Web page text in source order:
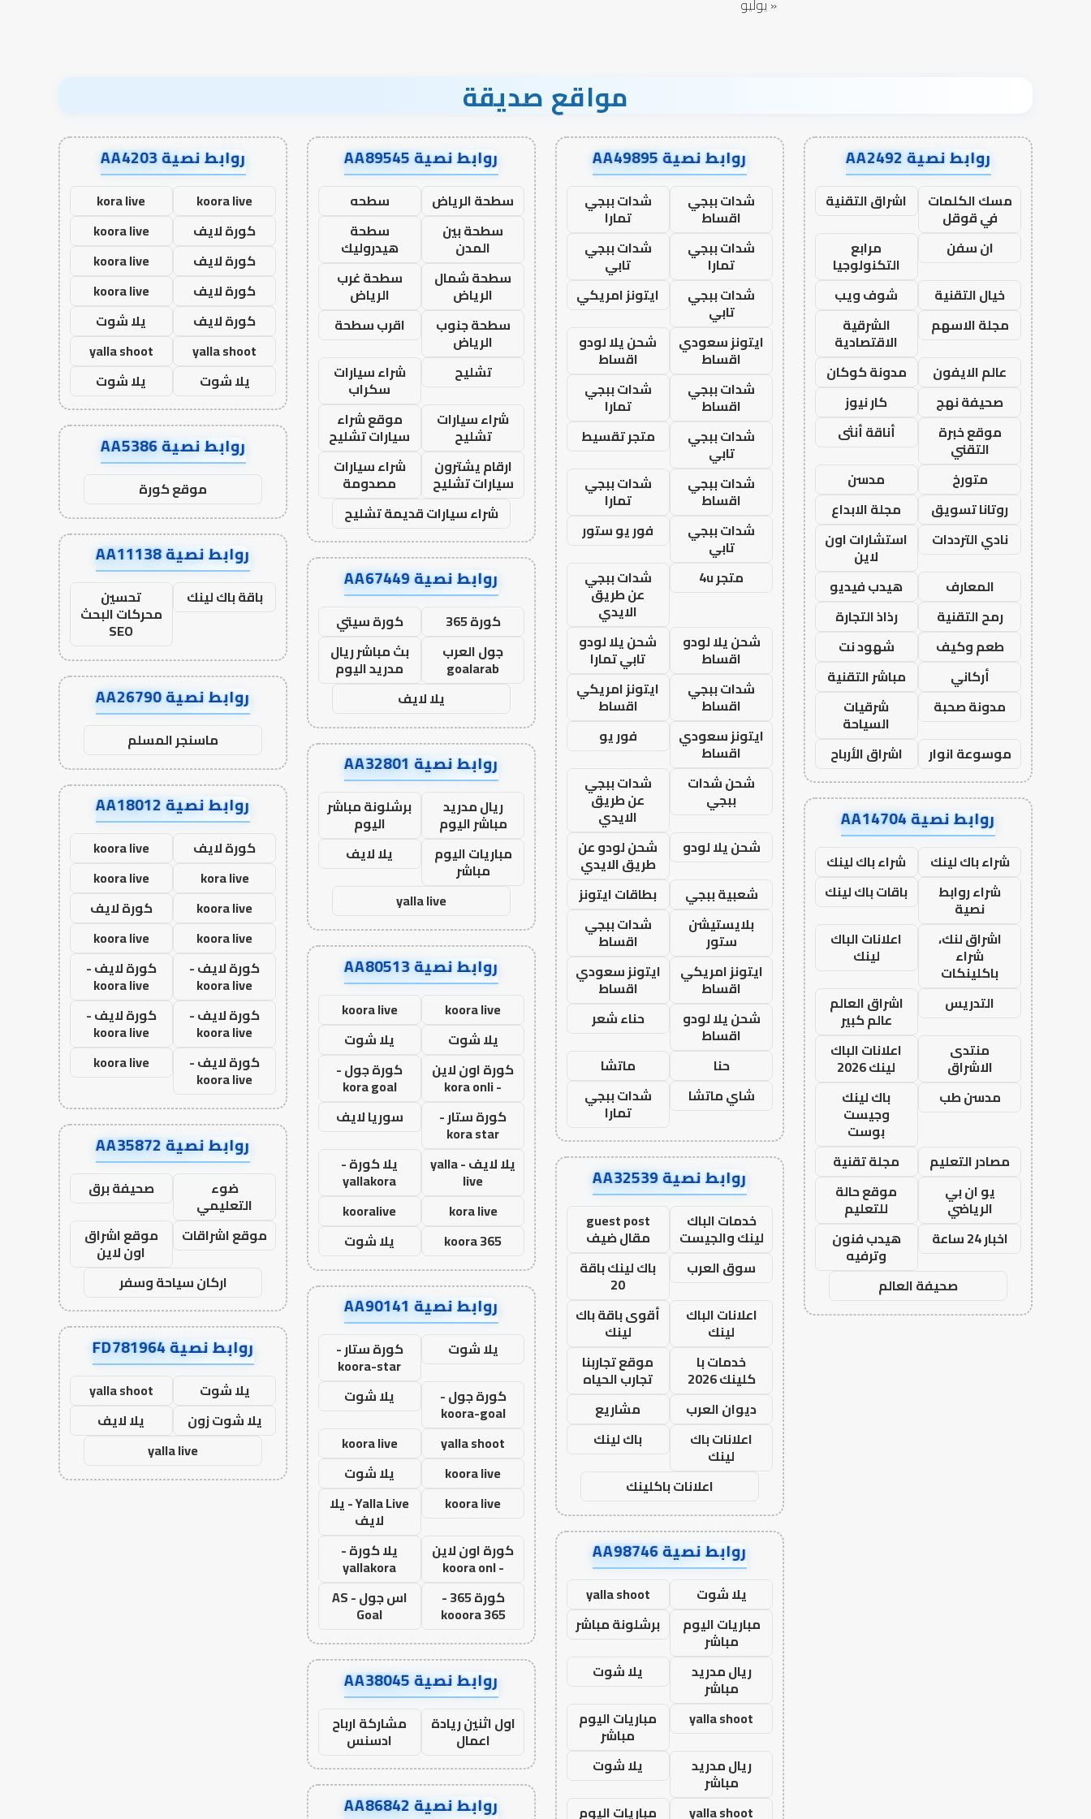
« يوليو
مواقع صديقة
روابط نصية AA2492
مسك الكلمات
في قوقل
اشراق التقنية
ان سفن
مرابع
التكنولوجيا
خيال التقنية
شوف ويب
مجلة الاسهم
الشرقية
الاقتصادية
عالم الايفون
مدونة كوكان
صحيفة نهج
كار نيوز
موقع خبرة
التقني
أناقة أنثى
متورخ
مدسن
روتانا تسويق
مجلة الابداع
نادي الترددات
استشارات اون
لاين
المعارف
هيدب فيديو
رمح التقنية
رذاذ التجارة
طعم وكيف
شهود نت
أركاني
مباشر التقنية
مدونة صحبة
شرقيات
السياحة
موسوعة انوار
اشراق الأرباح
روابط نصية AA14704
شراء باك لينك
شراء باك لينك
شراء روابط
نصية
باقات باك لينك
اشراق لنك،
شراء
باكلينكات
اعلانات الباك
لينك
التدريس
اشراق العالم
عالم كبير
منتدى
الاشراق
اعلانات الباك
لينك 2026
مدسن طب
باك لينك
وجيست
بوست
مصادر التعليم
مجلة تقنية
يو ان بي
الرياضي
موقع حالة
للتعليم
اخبار 24 ساعة
هيدب فنون
وترفيه
صحيفة العالم
روابط نصية AA49895
شدات ببجي
اقساط
شدات ببجي
تمارا
شدات ببجي
تمارا
شدات ببجي
تابي
شدات ببجي
تابي
ايتونز امريكي
ايتونز سعودي
اقساط
شحن يلا لودو
اقساط
شدات ببجي
اقساط
شدات ببجي
تمارا
شدات ببجي
تابي
متجر تقسيط
شدات ببجي
اقساط
شدات ببجي
تمارا
شدات ببجي
تابي
فور يو ستور
متجر 4u
شدات ببجي
عن طريق
الايدي
شحن يلا لودو
اقساط
شحن يلا لودو
تابي تمارا
شدات ببجي
اقساط
ايتونز امريكي
اقساط
ايتونز سعودي
اقساط
فور يو
شحن شدات
ببجي
شدات ببجي
عن طريق
الايدي
شحن يلا لودو
شحن لودو عن
طريق الايدي
شعبية ببجي
بطاقات ايتونز
بلايستيشن
ستور
شدات ببجي
اقساط
ايتونز امريكي
اقساط
ايتونز سعودي
اقساط
شحن يلا لودو
اقساط
حناء شعر
حنا
ماتشا
شاي ماتشا
شدات ببجي
تمارا
روابط نصية AA32539
خدمات الباك
لينك والجيست
guest post
مقال ضيف
سوق العرب
باك لينك باقة
20
اعلانات الباك
لينك
أقوى باقة باك
لينك
خدمات با
كلينك 2026
موقع تجاربنا
تجارب الحياه
ديوان العرب
مشاريع
اعلانات باك
لينك
باك لينك
اعلانات باكلينك
روابط نصية AA98746
يلا شوت
yalla shoot
مباريات اليوم
مباشر
برشلونة مباشر
ريال مدريد
مباشر
يلا شوت
yalla shoot
مباريات اليوم
مباشر
ريال مدريد
مباشر
يلا شوت
yalla shoot
مباريات اليوم
روابط نصية AA89545
سطحة الرياض
سطحه
سطحة بين
المدن
سطحة
هيدروليك
سطحة شمال
الرياض
سطحة غرب
الرياض
سطحة جنوب
الرياض
اقرب سطحة
تشليح
شراء سيارات
سكراب
شراء سيارات
تشليح
موقع شراء
سيارات تشليح
ارقام يشترون
سيارات تشليح
شراء سيارات
مصدومة
شراء سيارات قديمة تشليح
روابط نصية AA67449
كورة 365
كورة سيتي
جول العرب
goalarab
بث مباشر ريال
مدريد اليوم
يلا لايف
روابط نصية AA32801
ريال مدريد
مباشر اليوم
برشلونة مباشر
اليوم
مباريات اليوم
مباشر
يلا لايف
yalla live
روابط نصية AA80513
koora live
koora live
يلا شوت
يلا شوت
كورة اون لاين
- kora onli
كورة جول -
kora goal
كورة ستار -
kora star
سوريا لايف
يلا لايف - yalla
live
يلا كورة -
yallakora
kora live
kooralive
koora 365
يلا شوت
روابط نصية AA90141
يلا شوت كورة ستار -
koora-star
كورة جول -
koora-goal
يلا شوت
yalla shoot
koora live
koora live
يلا شوت
koora live
Yalla Live - يلا
لايف
كورة اون لاين
- koora onl
يلا كورة -
yallakora
كورة 365 -
kooora 365
اس جول - AS
Goal
روابط نصية AA38045
اول اثنين ريادة
اعمال
مشاركة ارباح
ادسنس
روابط نصية AA86842
روابط نصية AA4203
koora live
kora live
كورة لايف
koora live
كورة لايف
koora live
كورة لايف
koora live
كورة لايف
يلا شوت
yalla shoot
yalla shoot
يلا شوت
يلا شوت
روابط نصية AA5386
موقع كورة
روابط نصية AA11138
باقة باك لينك تحسين
محركات البحث
SEO
روابط نصية AA26790
ماسنجر المسلم
روابط نصية AA18012
كورة لايف
koora live
kora live
koora live
koora live
كورة لايف
koora live
koora live
كورة لايف -
koora live
كورة لايف -
koora live
كورة لايف -
koora live
كورة لايف -
koora live
كورة لايف -
koora live
koora live
روابط نصية AA35872
ضوء
التعليمي
صحيفة برق
موقع اشراقات
موقع اشراق
اون لاين
اركان سياحة وسفر
روابط نصية FD781964
يلا شوت
yalla shoot
يلا شوت زون
يلا لايف
yalla live